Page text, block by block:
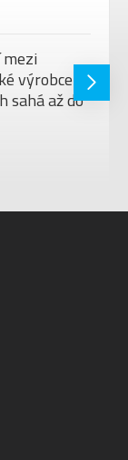
výrobce
sahá až do